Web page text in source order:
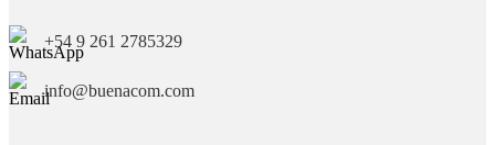
+54 9 261 2785329
info@buenacom.com